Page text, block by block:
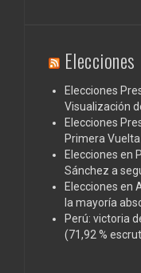
Elecciones
Elecciones
Visualización
Elecciones
Primera
Elecciones en
Sánchez a
Elecciones en
la mayoría
Perú: victoria
(71,92 %